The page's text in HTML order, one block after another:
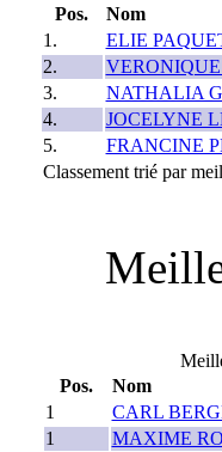
Pos.
Nom
1.
ELIE
2.
3.
NATHALIA
4.
JOCELYNE
5.
FRANCINE
Classement trié par
Pos.
Nom
1
CARL
1
MAXIME